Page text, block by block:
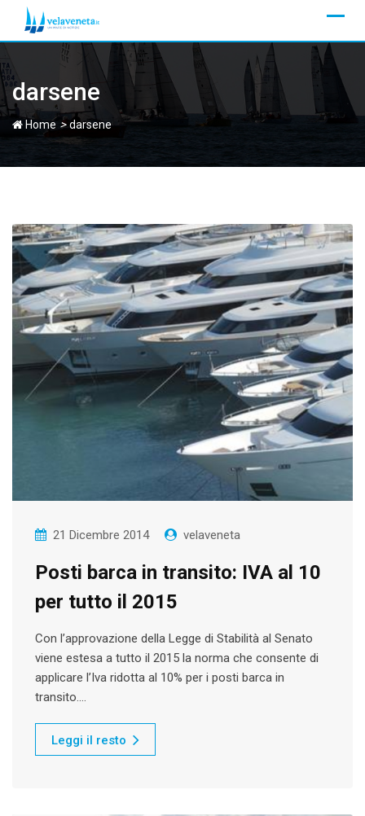
darsene
Home >darsene
21 Dicembre 2014 velaveneta
Posti barca in transito: IVA al 10
per tutto il 2015
Con l’approvazione della Legge di Stabilità al Senato
viene estesa a tutto il 2015 la norma che consente di
applicare l’Iva ridotta al 10% per i posti barca in
transito.…
Leggi il resto